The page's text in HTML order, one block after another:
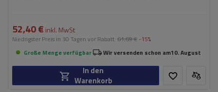
52,40 € inkl. MwSt
Niedrigster Preis in 30 Tagen vor Rabatt: 61,69 € -15%
Große Menge verfügbar
Wir versenden schon am10. August
In den
Warenkorb